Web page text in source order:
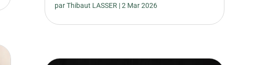
parThibaut LASSER |2 Mar 2026